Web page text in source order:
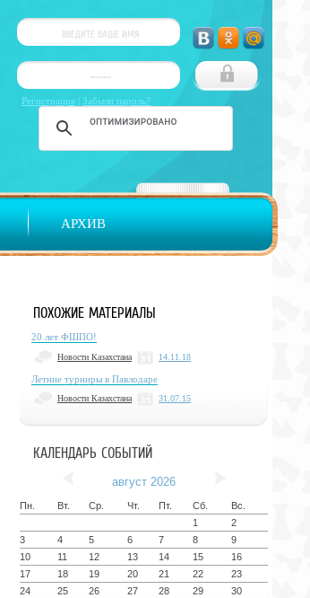
АРХИВ
Регистрация | Забыли пароль?
ПОХОЖИЕ МАТЕРИАЛЫ
20 лет ФШПО!
Новости Казахстана 14.11.18
Летние турниры в Павлодаре
Новости Казахстана 31.07.15
КАЛЕНДАРЬ СОБЫТИЙ
август 2026
Пн. Вт. Ср. Чт. Пт. Сб.
Вс.
1
2
3
4 5 6 7 8
9
10
11 12 13 14 15
16
17
18 19 20 21 22
23
24
25 26 27 28 29
30